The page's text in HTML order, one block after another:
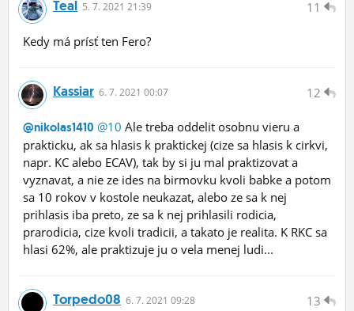
11
Teal 5. 7. 2021 21:39
Kedy má prísť ten Fero?
12
Kassiar 6. 7. 2021 00:07
@nikolas1410 @10 Ale treba oddelit osobnu vieru a
prakticku, ak sa hlasis k praktickej (cize sa hlasis k cirkvi,
napr. KC alebo ECAV), tak by si ju mal praktizovat a
vyznavat, a nie ze ides na birmovku kvoli babke a potom
sa 10 rokov v kostole neukazat, alebo ze sa k nej
prihlasis iba preto, ze sa k nej prihlasili rodicia,
prarodicia, cize kvoli tradicii, a takato je realita. K RKC sa
hlasi 62%, ale praktizuje ju o vela menej ludi...
13
Torpedo08 6. 7. 2021 09:28